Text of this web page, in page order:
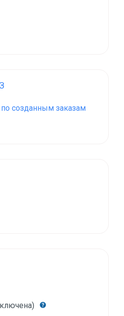
созданным заказам